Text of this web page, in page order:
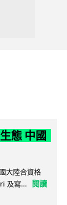
態 中國
大陸合資格
及寫...
閱讀